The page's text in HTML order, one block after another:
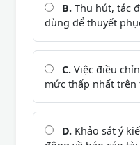
B. Thu hút, tác
dùng để thuyết
C. Việc điều
mức thấp nhất
D. Khảo sát ý